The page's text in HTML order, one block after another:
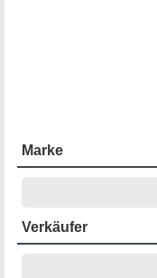
Marke
Verkäufer